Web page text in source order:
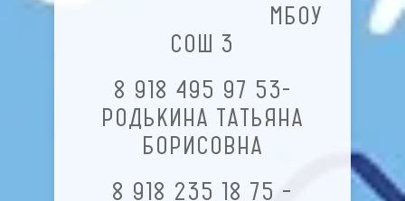
МБОУ
СОШ 3
8 918 495 97 53-
РОДЬКИНА ТАТЬЯНА
БОРИСОВНА
8 918 235 18 75 –